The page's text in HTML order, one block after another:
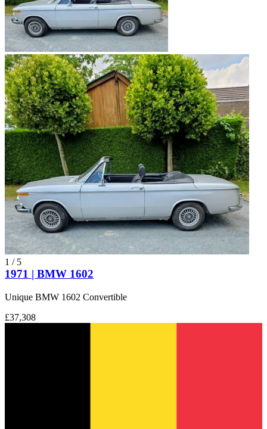
1 / 5
1971 | BMW 1602
Unique BMW 1602 Convertible
£37,308